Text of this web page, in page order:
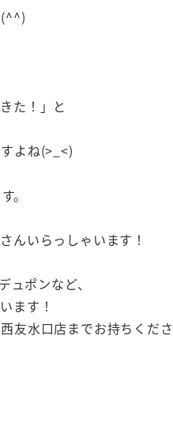
た！」と
よね(>_<)
。
んいらっしゃいます！
ポンなど、
ます！
友水口店までお持ちくだ